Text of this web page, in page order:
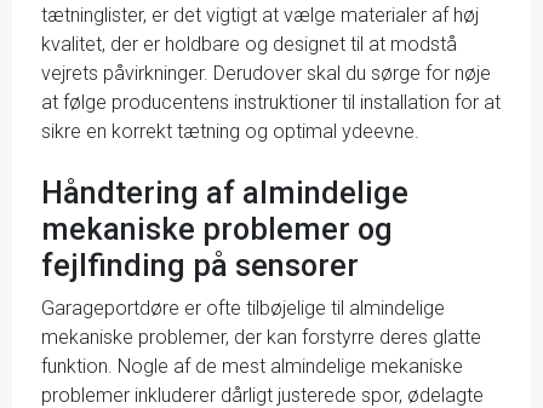
tætninglister, er det vigtigt at vælge materialer af høj
kvalitet, der er holdbare og designet til at modstå
vejrets påvirkninger. Derudover skal du sørge for nøje
at følge producentens instruktioner til installation for at
sikre en korrekt tætning og optimal ydeevne.
Håndtering af almindelige
mekaniske problemer og
fejlfinding på sensorer
Garageportdøre er ofte tilbøjelige til almindelige
mekaniske problemer, der kan forstyrre deres glatte
funktion. Nogle af de mest almindelige mekaniske
problemer inkluderer dårligt justerede spor, ødelagte